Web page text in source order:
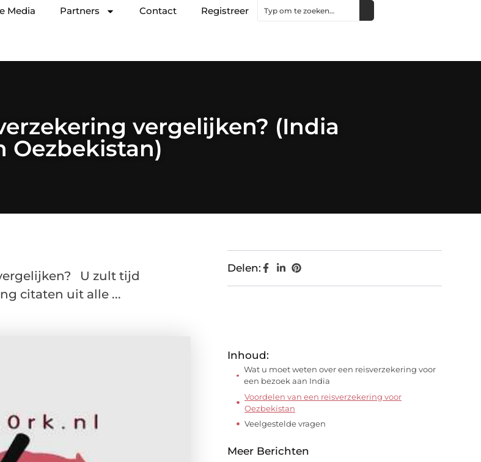
Media Partners Contact Registreer
vergelijken? (India
Oezbekistan)
U zult tijd
citaten uit alle ...
Delen:
Inhoud:
Wat u moet weten over een reisverzekering voor
een bezoek aan India
Voordelen van een reisverzekering voor
Oezbekistan
Veelgestelde vragen
Meer Berichten